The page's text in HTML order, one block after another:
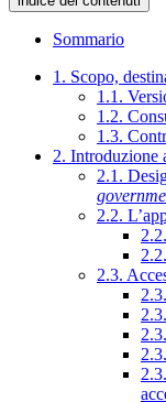
Sommario
1. Scopo,
1.1.
1.2.
1.3.
2. Introduzione
2.1.
2.2.
2.3.